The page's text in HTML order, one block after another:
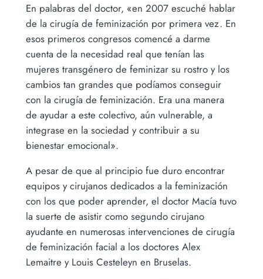
En palabras del doctor, «en 2007 escuché hablar
de la cirugía de feminización por primera vez. En
esos primeros congresos comencé a darme
cuenta de la necesidad real que tenían las
mujeres transgénero de feminizar su rostro y los
cambios tan grandes que podíamos conseguir
con la cirugía de feminización. Era una manera
de ayudar a este colectivo, aún vulnerable, a
integrase en la sociedad y contribuir a su
bienestar emocional».
A pesar de que al principio fue duro encontrar
equipos y cirujanos dedicados a la feminización
con los que poder aprender, el doctor Macía tuvo
la suerte de asistir como segundo cirujano
ayudante en numerosas intervenciones de cirugía
de feminización facial a los doctores Alex
Lemaitre y Louis Cesteleyn en Bruselas.